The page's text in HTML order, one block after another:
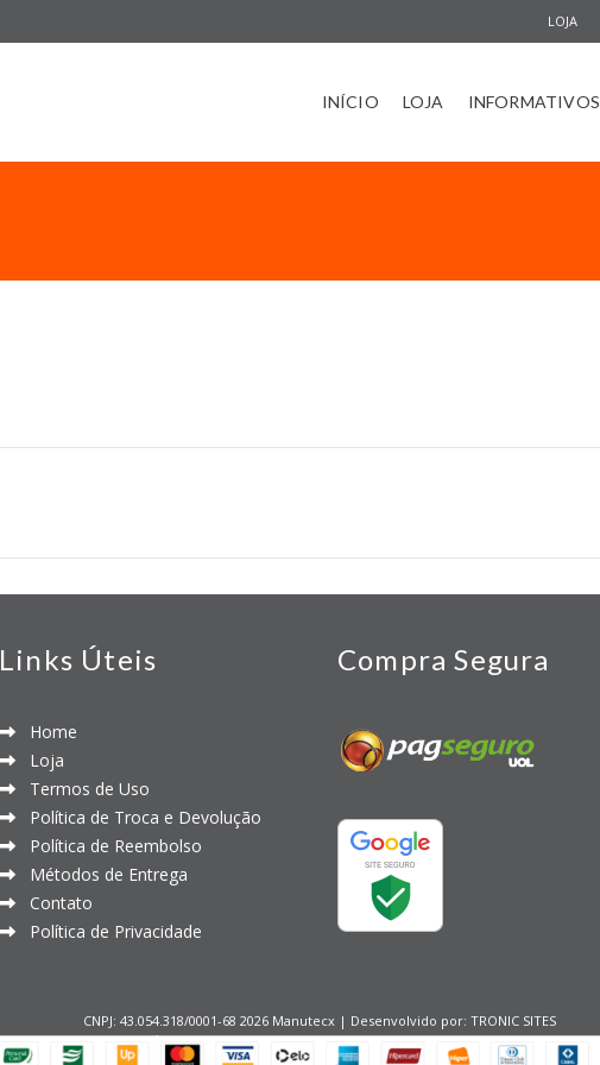
LOJA
INÍCIO LOJA INFORMATIVOS
Links Úteis
Home
Loja
Termos de Uso
Política de Troca e Devolução
Política de Reembolso
Métodos de Entrega
Contato
Política de Privacidade
Compra Segura
CNPJ: 43.054.318/0001-68 2026 Manutecx | Desenvolvido por: TRONIC SITES